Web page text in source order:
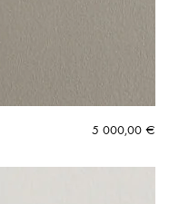
5 000,00 €